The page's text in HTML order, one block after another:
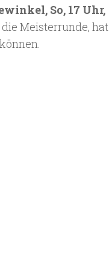
So, 17 Uhr,
Meisterrunde, hat